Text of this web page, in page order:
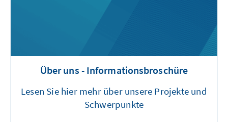
Über uns - Informationsbroschüre
Lesen Sie hier mehr über unsere Projekte und
Schwerpunkte